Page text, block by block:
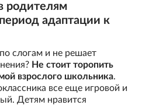
родителям
адаптации к
слогам и не решает
Не стоит торопить
взрослого школьника.
все еще игровой и
Детям нравится